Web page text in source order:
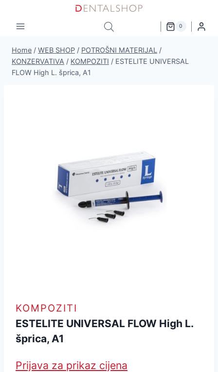
content
0
Home / WEB SHOP / POTROŠNI MATERIJAL /
KONZERVATIVA / KOMPOZITI / ESTELITE UNIVERSAL
FLOW High L. šprica, A1
KOMPOZITI
ESTELITE UNIVERSAL FLOW High L.
šprica, A1
Prijava za prikaz cijena